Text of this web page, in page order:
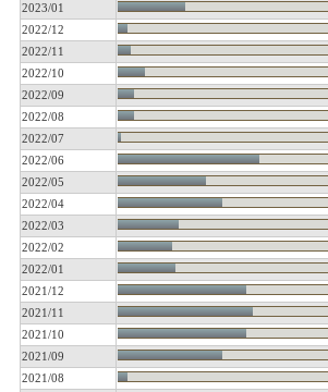
2023/01
2022/12
2022/11
2022/10
2022/09
2022/08
2022/07
2022/06
2022/05
2022/04
2022/03
2022/02
2022/01
2021/12
2021/11
2021/10
2021/09
2021/08